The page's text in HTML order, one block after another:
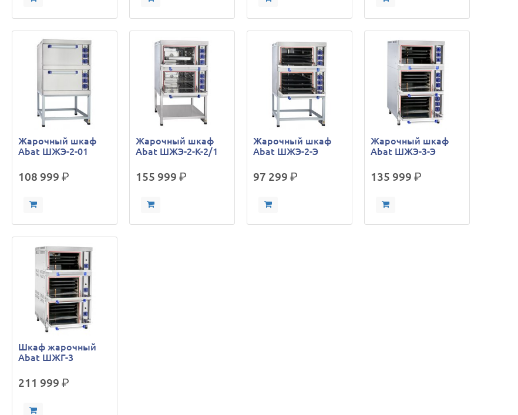
Жарочный шкаф
Abat ШЖЭ-2-01
108 999р.
Жарочный шкаф
Abat ШЖЭ-2-К-2/1
155 999 р.
Жарочный шкаф
Abat ШЖЭ-2-Э
97 299 р.
Жарочный шкаф
Abat ШЖЭ-3-Э
135 999 р.
Шкаф жарочный
Abat ШЖГ-3
211 999р.